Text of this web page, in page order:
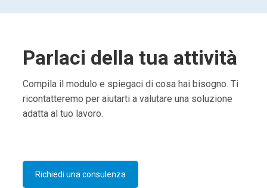
Parlaci della tua attività
Compila il modulo e spiegaci di cosa hai bisogno. Ti
ricontatteremo per aiutarti a valutare una soluzione
adatta al tuo lavoro.
Richiedi una consulenza